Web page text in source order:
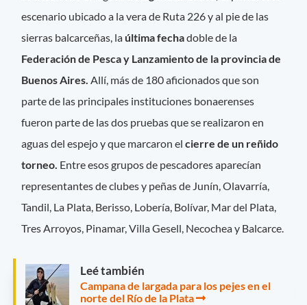
escenario ubicado a la vera de Ruta 226 y al pie de las
sierras balcarceñas, la última fechadoble de la
Federación de Pesca y Lanzamiento de la provincia de
Buenos Aires. Allí, más de 180 aficionados que son
parte de las principales instituciones bonaerenses
fueron parte de las dos pruebas que se realizaron en
aguas del espejo y que marcaron elcierre de un reñido
torneo. Entre esos grupos de pescadores aparecían
representantes de clubes y peñas de Junín, Olavarría,
Tandil, La Plata, Berisso, Lobería, Bolívar, Mar del Plata,
Tres Arroyos, Pinamar, Villa Gesell, Necochea y Balcarce.
Leé también
Campana de largada para los pejes en el
norte del Río de la Plata